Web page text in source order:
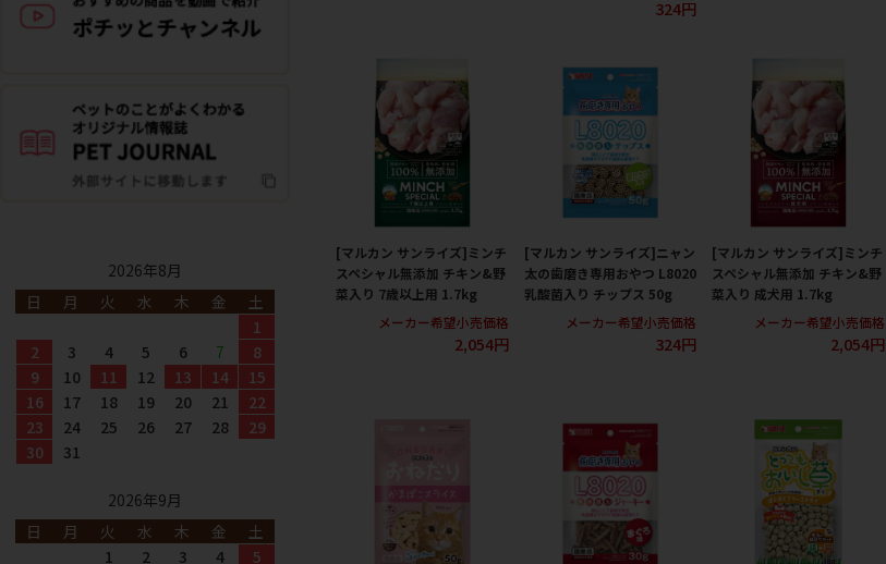
324円
[マルカン サンライズ]ミンチ
スペシャル無添加 チキン&野
菜入り 7歳以上用 1.7kg
メーカー希望小売価格
2,054円
[マルカン サンライズ]ニャン
太の歯磨き専用おやつ L8020
乳酸菌入り チップス 50g
メーカー希望小売価格
324円
[マルカン サンライズ]ミンチ
スペシャル無添加 チキン&野
菜入り 成犬用 1.7kg
メーカー希望小売価格
2,054円
2026年8月
日
月 火 水 木 金
土
1
2
3 4 5 6 7
8
9
10 11 12 13 14
15
16
17 18 19 20 21
22
23
24 25 26 27 28
29
30
31
2026年9月
日
月 火 水 木 金
土
1
2 3 4 5